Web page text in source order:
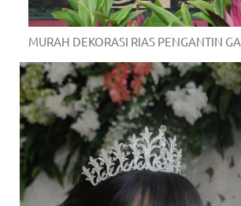
MURAH DEKORASI RIAS PENGANTIN